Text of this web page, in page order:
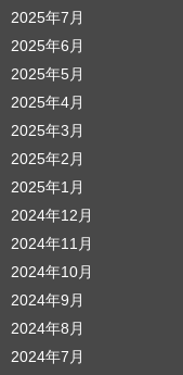
2025年7月
2025年6月
2025年5月
2025年4月
2025年3月
2025年2月
2025年1月
2024年12月
2024年11月
2024年10月
2024年9月
2024年8月
2024年7月